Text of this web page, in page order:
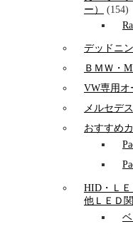
ー）
(154)
デッドニ
ＢＭＷ・
VW専用オ
メルセデ
おすすめ
HID・Ｌ
他ＬＥＤ